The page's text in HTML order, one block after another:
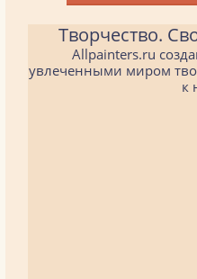
Творчество.
Allpainters.ru
увлеченными миром
к